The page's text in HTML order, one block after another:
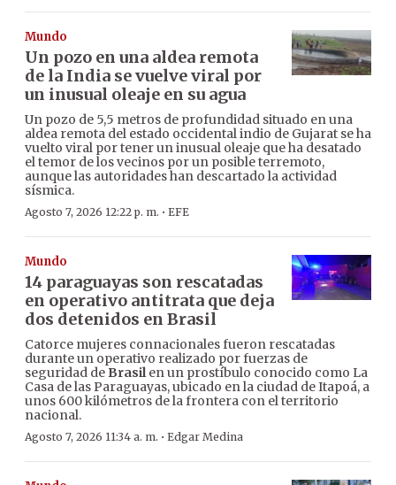
Mundo
Un pozo en una aldea remota
de la India se vuelve viral por
un inusual oleaje en su agua
Un pozo de 5,5 metros de profundidad situado en una
aldea remota del estado occidental indio de Gujarat se ha
vuelto viral por tener un inusual oleaje que ha desatado
el temor de los vecinos por un posible terremoto,
aunque las autoridades han descartado la actividad
sísmica.
Agosto 7, 2026 12:22 p. m. · EFE
Mundo
14 paraguayas son rescatadas
en operativo antitrata que deja
dos detenidos en Brasil
Catorce mujeres connacionales fueron rescatadas
durante un operativo realizado por fuerzas de
seguridad de Brasilen un prostíbulo conocido como La
Casa de las Paraguayas, ubicado en la ciudad de Itapoá, a
unos 600 kilómetros de la frontera con el territorio
nacional.
Agosto 7, 2026 11:34 a. m. · Edgar Medina